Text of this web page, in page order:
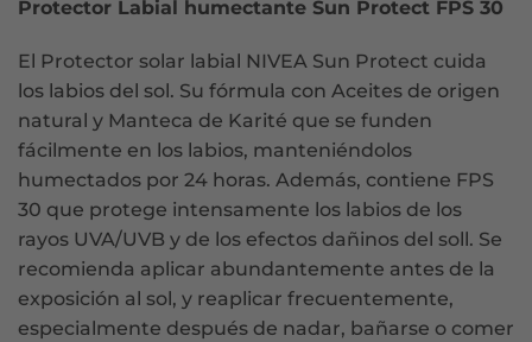
Protector Labial humectante Sun Protect FPS 30
El Protector solar labial NIVEA Sun Protect cuida
los labios del sol. Su fórmula con Aceites de origen
natural y Manteca de Karité que se funden
fácilmente en los labios, manteniéndolos
humectados por 24 horas. Además, contiene FPS
30 que protege intensamente los labios de los
rayos UVA/UVB y de los efectos dañinos del soll. Se
recomienda aplicar abundantemente antes de la
exposición al sol, y reaplicar frecuentemente,
especialmente después de nadar, bañarse o comer